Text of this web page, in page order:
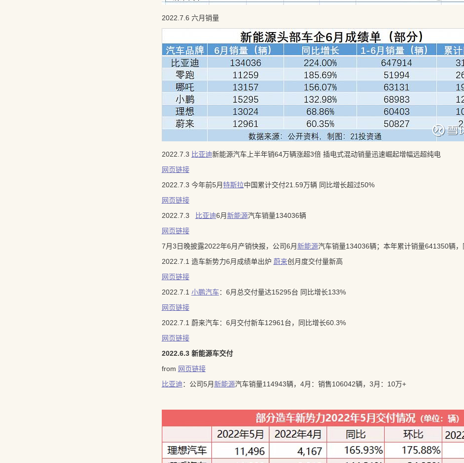
2022.7.6 六月销量
2022.7.3 比亚迪新能源汽车上半年销64万辆涨超3倍 插电式混动销量迅速崛起增幅远超纯电
网页链接
2022.7.3 今年前5月特斯拉中国累计交付21.59万辆 同比增长超过50%
网页链接
2022.7.3
比亚迪6月新能源汽车销量134036辆
网页链接
7月3日晚披露2022年6月产销快报，公司6月新能源汽车销量134036辆；本年累计销量641350辆，
2022.7.1 造车新势力6月成绩单出炉 蔚来创月度交付量新高
网页链接
2022.7.1 小鹏汽车：6月总交付量达15295台 同比增长133%
网页链接
2022.7.1 蔚来汽车：6月交付新车12961台，同比增长60.3%
网页链接
2022.6.3 新能源车交付
from 网页链接
比亚迪：公司5月新能源汽车销量114943辆，4月：销售106042辆，3月：10万+